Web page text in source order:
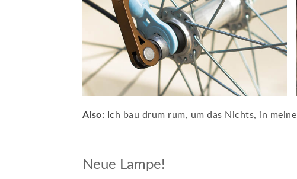
Also: Ich bau drum rum, um das Nichts, in
Neue Lampe!